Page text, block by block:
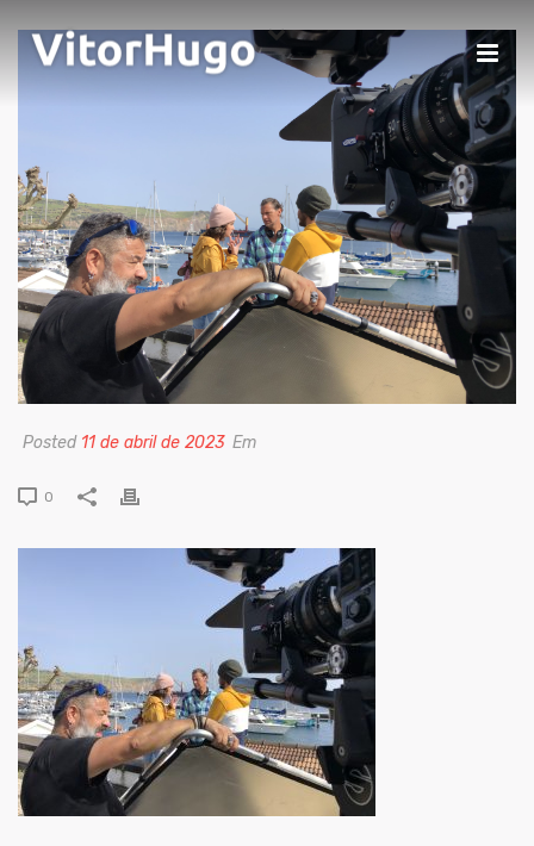
Posted 11 de abril de 2023 Em
0